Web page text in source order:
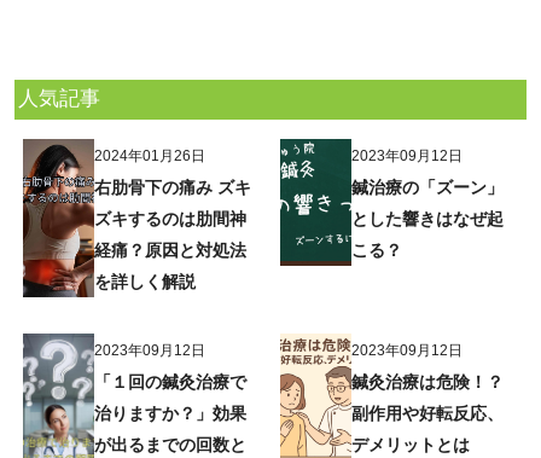
人気記事
2024年01月26日
右肋骨下の痛み ズキ
ズキするのは肋間神
経痛？原因と対処法
を詳しく解説
2023年09月12日
鍼治療の「ズーン」
とした響きはなぜ起
こる？
2023年09月12日
「１回の鍼灸治療で
治りますか？」効果
が出るまでの回数と
2023年09月12日
鍼灸治療は危険！？
副作用や好転反応、
デメリットとは